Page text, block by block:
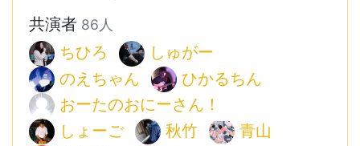
共演者 86人
ちひろ
しゅがー
のえちゃん
ひかるちん
おーたのおにーさん！
しょーご
秋竹
青山